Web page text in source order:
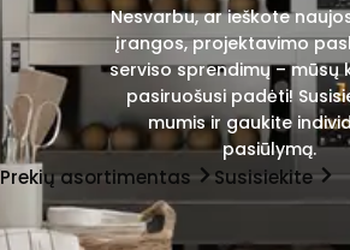
Nesvarbu, ar ieškote
įrangos, projektavimo
serviso sprendimų – mūsų
pasiruošusi padėti!
mumis ir gaukite
pasiūlymą.
Prekių asortimentas Susisiekite